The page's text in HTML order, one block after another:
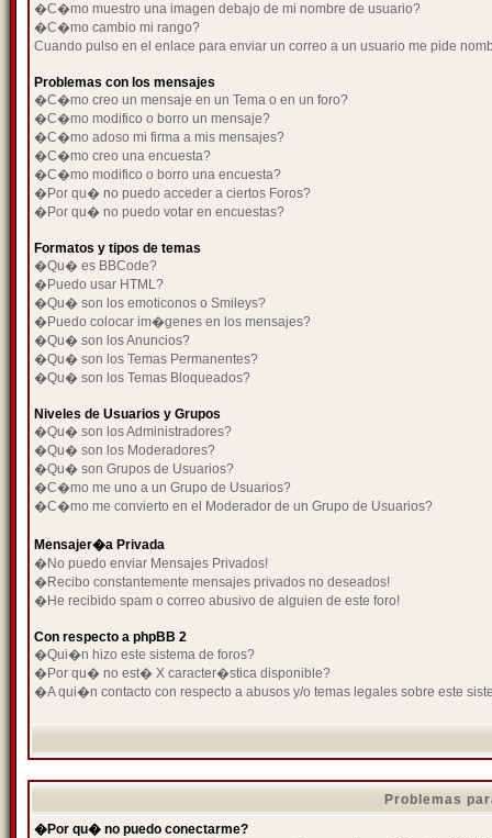
�C�mo muestro una imagen debajo de mi nombre de usuario?
�C�mo cambio mi rango?
Cuando pulso en el enlace para enviar un correo a un usuario me pide
Problemas con los mensajes
�C�mo creo un mensaje en un Tema o en un foro?
�C�mo modifico o borro un mensaje?
�C�mo adoso mi firma a mis mensajes?
�C�mo creo una encuesta?
�C�mo modifico o borro una encuesta?
�Por qu� no puedo acceder a ciertos Foros?
�Por qu� no puedo votar en encuestas?
Formatos y tipos de temas
�Qu� es BBCode?
�Puedo usar HTML?
�Qu� son los emoticonos o Smileys?
�Puedo colocar im�genes en los mensajes?
�Qu� son los Anuncios?
�Qu� son los Temas Permanentes?
�Qu� son los Temas Bloqueados?
Niveles de Usuarios y Grupos
�Qu� son los Administradores?
�Qu� son los Moderadores?
�Qu� son Grupos de Usuarios?
�C�mo me uno a un Grupo de Usuarios?
�C�mo me convierto en el Moderador de un Grupo de Usuarios?
Mensajer�a Privada
�No puedo enviar Mensajes Privados!
�Recibo constantemente mensajes privados no deseados!
�He recibido spam o correo abusivo de alguien de este foro!
Con respecto a phpBB 2
�Qui�n hizo este sistema de foros?
�Por qu� no est� X caracter�stica disponible?
�A qui�n contacto con respecto a abusos y/o temas legales sobre este
Problemas
�Por qu� no puedo conectarme?